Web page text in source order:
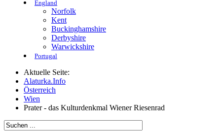
England
Norfolk
Kent
Buckinghamshire
Derbyshire
Warwickshire
Portugal
Aktuelle Seite:
Alaturka.Info
Österreich
Wien
Prater - das Kulturdenkmal Wiener Riesenrad